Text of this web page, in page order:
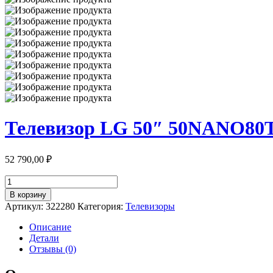
Телевизор LG 50″
52 790,00 ₽
Количество
товара
Телевизор
LG
50NANO80T6A
В корзину
Артикул: 322280 Категория: Телевизоры
Описание
Детали
Отзывы (0)